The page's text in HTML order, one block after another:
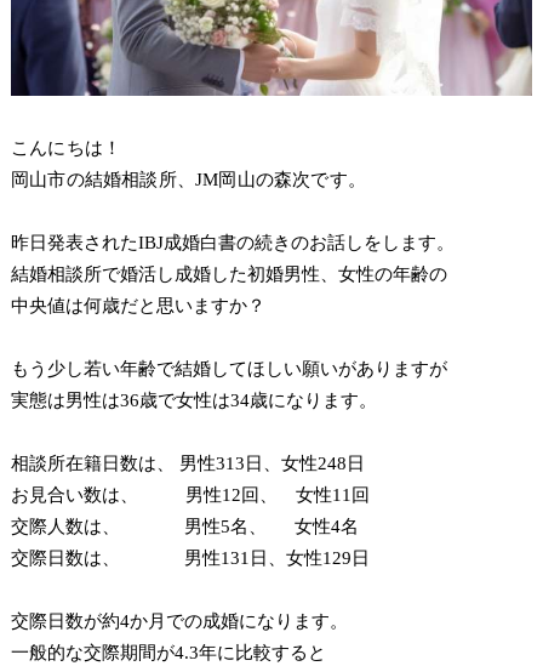
こんにちは！
岡山市の結婚相談所、JM岡山の森次です。
昨日発表されたIBJ成婚白書の続きのお話しをします。
結婚相談所で婚活し成婚した初婚男性、女性の年齢の
中央値は何歳だと思いますか？
もう少し若い年齢で結婚してほしい願いがありますが
実態は男性は36歳で女性は34歳になります。
相談所在籍日数は、 男性313日、女性248日
お見合い数は、 男性12回、 女性11回
交際人数は、 男性5名、 女性4名
交際日数は、 男性131日、女性129日
交際日数が約4か月での成婚になります。
一般的な交際期間が4.3年に比較すると